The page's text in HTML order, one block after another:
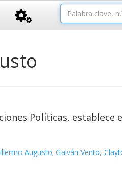
Políticas,
Augusto; Galván Vento,